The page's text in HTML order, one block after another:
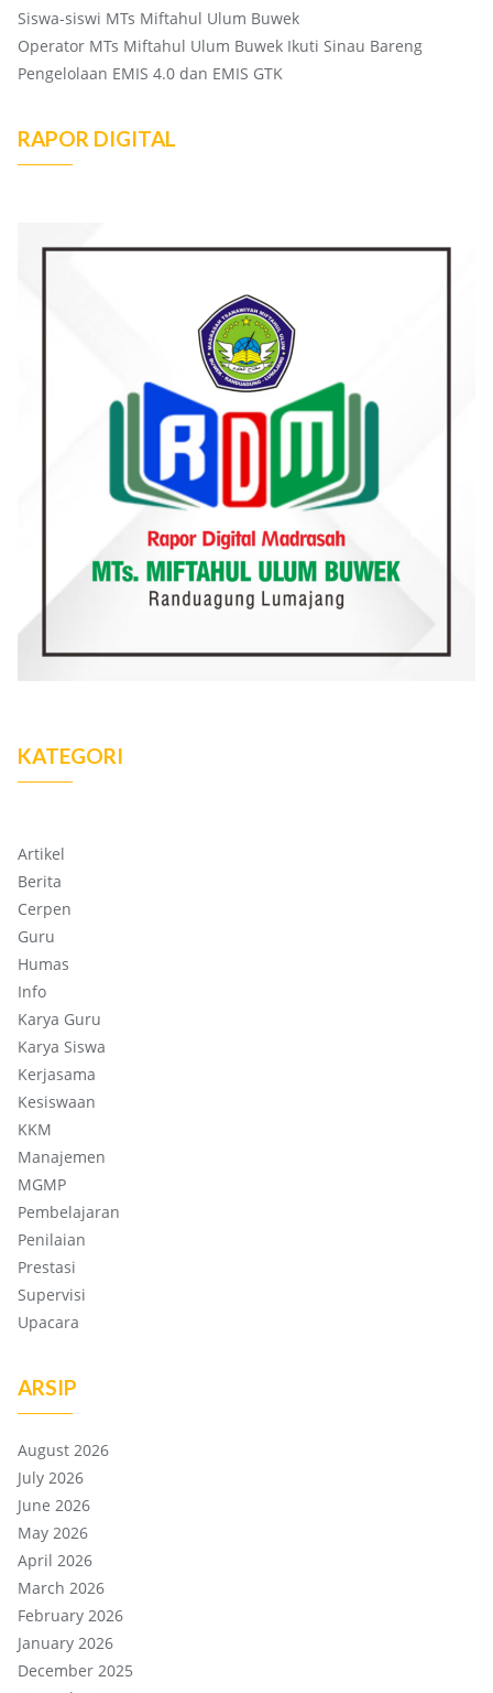
Siswa-siswi MTs Miftahul Ulum Buwek
Operator MTs Miftahul Ulum Buwek Ikuti Sinau Bareng
Pengelolaan EMIS 4.0 dan EMIS GTK
RAPOR DIGITAL
KATEGORI
Artikel
Berita
Cerpen
Guru
Humas
Info
Karya Guru
Karya Siswa
Kerjasama
Kesiswaan
KKM
Manajemen
MGMP
Pembelajaran
Penilaian
Prestasi
Supervisi
Upacara
ARSIP
August 2026
July 2026
June 2026
May 2026
April 2026
March 2026
February 2026
January 2026
December 2025